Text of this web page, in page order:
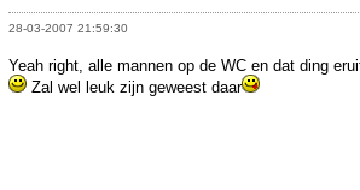
28-03-2007 21:59:30
Yeah right, alle mannen op de WC en dat ding
Zal wel leuk zijn geweest daar